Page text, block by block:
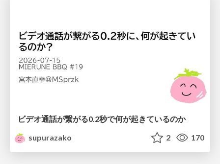
ビデオ通話が繋がる0.2秒で何が起きているのか
supurazako
2 170